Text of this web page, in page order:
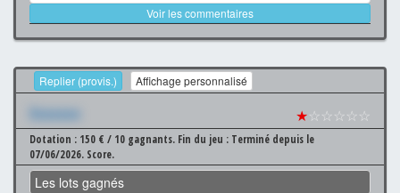
Voir les commentaires
Replier (provis.) Affichage personnalisé
Xxxxxxx ★☆☆☆☆☆
Dotation : 150 € / 10 gagnants. Fin du jeu : Terminé depuis le
07/06/2026. Score.
Les lots gagnés